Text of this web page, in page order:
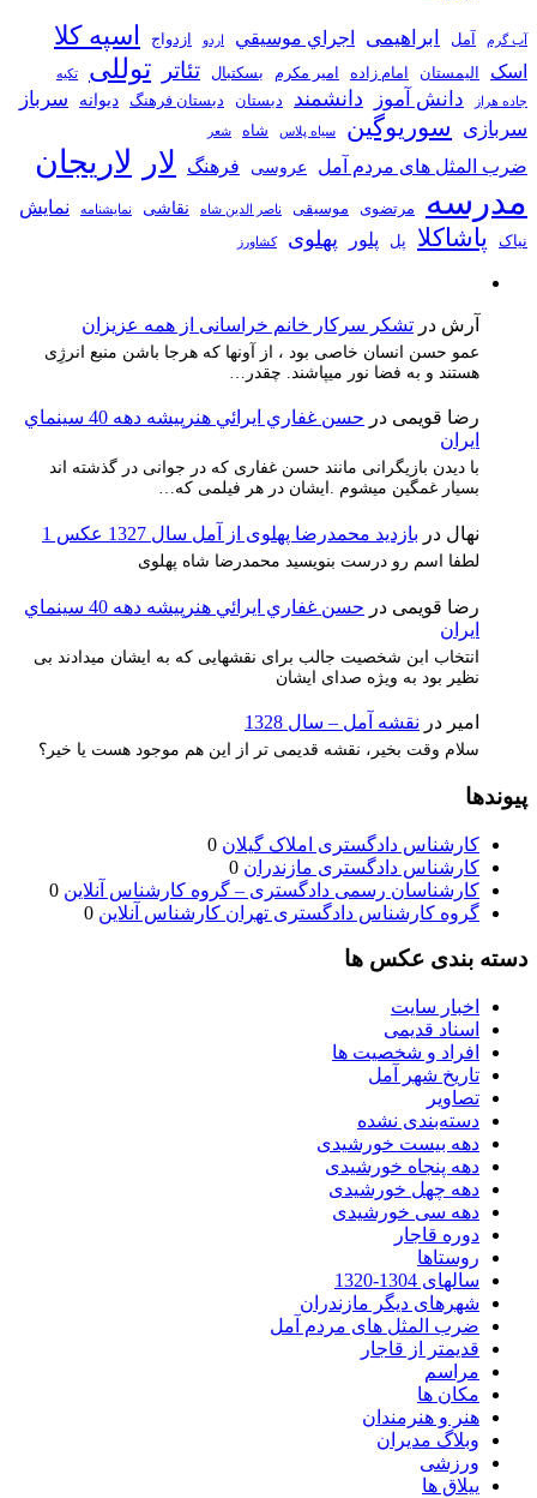
آب گرم آمل ابراهیمی اجراي موسيقي اردو ازدواج اسپه کلا
اسک الیمستان امام زاده امیر مکرم بسکتبال تئاتر توللی تکیه
جاده هراز دانش آموز دانشمند دبستان دبستان فرهنگ دیوانه
سرباز
سربازی
سوریوگین سیاه پلاس شاه شعر
ضرب المثل های مردم آمل عروسی فرهنگ لار لاریجان
مدرسه مرتضوی موسیقی ناصر الدین شاه نقاشی نمايشنامه نمایش
نیاک پاشاکلا پل پلور پهلوی کشاورز
آرش در تشکر سرکار خانم خراسانی از همه عزیزان
عمو حسن انسان خاصی بود ، از آونها که هرجا باشن منبع انرژِی
هستند و به فضا نور میپاشند. چقدر…
رضا قویمی در
حسن غفاري ايرائي هنرپيشه دهه 40 سينماي
ايران
با دیدن بازیگرانی مانند حسن غفاری که در جوانی در گذشته اند
بسیار غمگین میشوم .ایشان در هر فیلمی که…
نهال در بازدید محمدرضا پهلوی از آمل سال 1327 عکس 1
لطفا اسم رو درست بنویسید محمدرضا شاه پهلوی
رضا قویمی در
حسن غفاري ايرائي هنرپيشه دهه 40 سينماي
ايران
انتخاب ابن شخصیت جالب برای نقشهایی که به ایشان میدادند بی
نظیر بود به ویژه صدای ایشان
امیر در نقشه آمل – سال 1328
سلام وقت بخیر، نقشه قدیمی تر از این هم موجود هست یا خیر؟
پیوندها
کارشناس دادگستری املاک گیلان
کارشناس دادگستری مازندران
کارشناسان رسمی دادگستری – گروه کارشناس آنلاین
گروه کارشناس دادگستری تهران کارشناس آنلاین
دسته بندی عکس ها
اخبار سایت
اسناد قدیمی
افراد و شخصیت ها
تاریخ شهر آمل
تصاویر
دسته‌بندی نشده
دهه بیست خورشیدی
دهه پنجاه خورشیدی
دهه چهل خورشیدی
دهه سی خورشیدی
دوره قاجار
روستاها
سالهای 1304-1320
شهرهای دیگر مازندران
ضرب المثل های مردم آمل
قدیمتر از قاجار
مراسم
مکان ها
هنر و هنرمندان
وبلاگ مدیران
ورزشی
ییلاق ها